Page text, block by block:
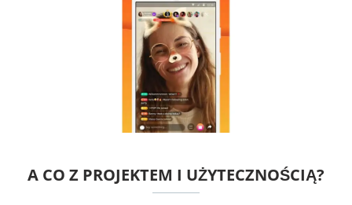
A CO Z PROJEKTEM I UŻYTECZNOŚCIĄ?